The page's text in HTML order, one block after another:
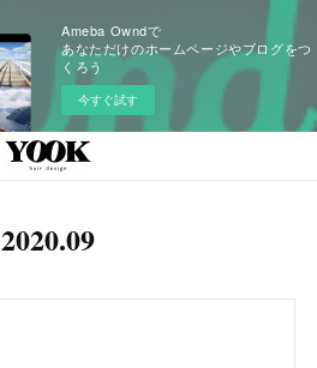
Ameba Owndで
あなただけのホームページやブログをつ
くろう
今すぐ試す
2020.09